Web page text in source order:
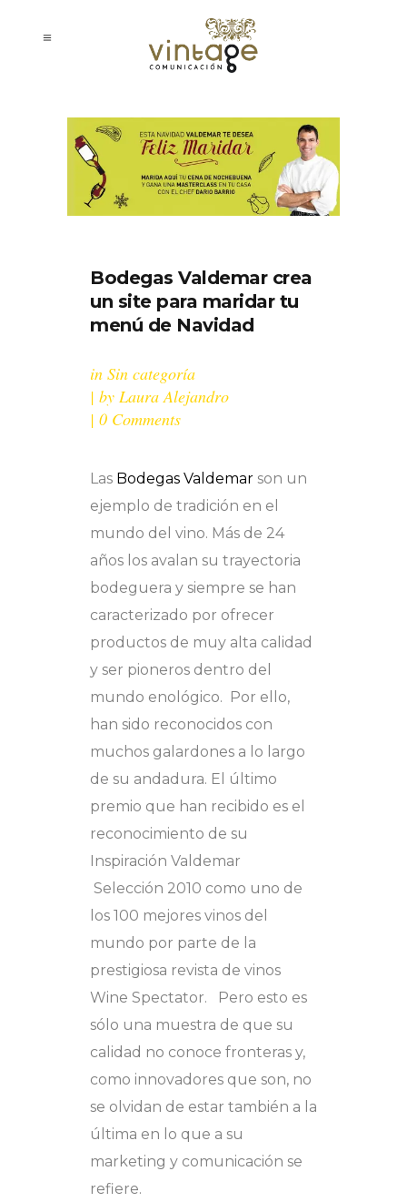
Bodegas Valdemar crea
un site para maridar tu
menú de Navidad
in Sin categoría
by Laura Alejandro
0 Comments
Las Bodegas Valdemar son un
ejemplo de tradición en el
mundo del vino. Más de 24
años los avalan su trayectoria
bodeguera y siempre se han
caracterizado por ofrecer
productos de muy alta calidad
y ser pioneros dentro del
mundo enológico. Por ello,
han sido reconocidos con
muchos galardones a lo largo
de su andadura. El último
premio que han recibido es el
reconocimiento de su
Inspiración Valdemar
Selección 2010 como uno de
los 100 mejores vinos del
mundo por parte de la
prestigiosa revista de vinos
Wine Spectator. Pero esto es
sólo una muestra de que su
calidad no conoce fronteras y,
como innovadores que son, no
se olvidan de estar también a la
última en lo que a su
marketing y comunicación se
refiere.